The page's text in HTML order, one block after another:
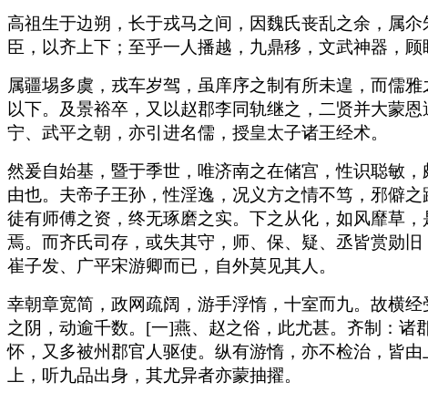
高祖生于边朔，长于戎马之间，因魏氏丧乱之余，属
臣，以齐上下；至乎一人播越，九鼎移，文武神器，
属疆埸多虞，戎车岁驾，虽庠序之制有所未遑，而儒
以下。及景裕卒，又以赵郡李同轨继之，二贤并大蒙
宁、武平之朝，亦引进名儒，授皇太子诸王经术。
然爰自始基，暨于季世，唯济南之在储宫，性识聪敏
由也。夫帝子王孙，性淫逸，况义方之情不笃，邪僻
徒有师傅之资，终无琢磨之实。下之从化，如风靡草
焉。而齐氏司存，或失其守，师、保、疑、丞皆赏勋
崔子发、广平宋游卿而已，自外莫见其人。
幸朝章宽简，政网疏阔，游手浮惰，十室而九。故横
之阴，动逾千数。[一]燕、赵之俗，此尤甚。齐制：
怀，又多被州郡官人驱使。纵有游惰，亦不检治，皆
上，听九品出身，其尤异者亦蒙抽擢。